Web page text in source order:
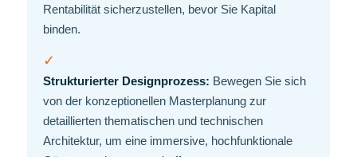
Rentabilität sicherzustellen, bevor Sie Kapital
binden.
✓
Strukturierter Designprozess: Bewegen Sie sich
von der konzeptionellen Masterplanung zur
detaillierten thematischen und technischen
Architektur, um eine immersive, hochfunktionale